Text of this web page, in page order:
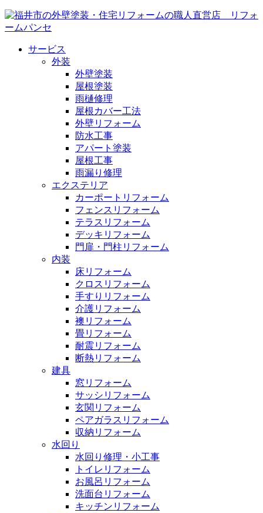
サービス
外装
外壁塗装
屋根塗装
雨樋修理
屋根カバー工法
外壁リフォーム
防水工事
アパート塗装
屋根工事
雨漏り修理
エクステリア
カーポートリフォーム
フェンスリフォーム
テラスリフォーム
デッキリフォーム
門扉・門柱リフォーム
内装
床リフォーム
クロスリフォーム
手すりリフォーム
介護リフォーム
襖リフォーム
畳リフォーム
耐震リフォーム
断熱リフォーム
建具
窓リフォーム
サッシリフォーム
玄関リフォーム
ペアガラスリフォーム
収納リフォーム
水回り
水回り修理・小工事
トイレリフォーム
お風呂リフォーム
洗面台リフォーム
キッチンリフォーム